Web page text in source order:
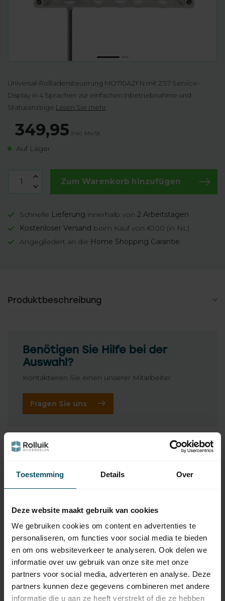
Toestemming Details Over
Deze website maakt gebruik van cookies
We gebruiken cookies om content en advertenties te
personaliseren, om functies voor social media te bieden
en om ons websiteverkeer te analyseren. Ook delen we
informatie over uw gebruik van onze site met onze
partners voor social media, adverteren en analyse. Deze
partners kunnen deze gegevens combineren met andere
informatie die u aan ze heeft verstrekt of die ze hebben
Universal-Rollladensteuerung MO710AZFN mit ZS7 Service-
Display in 4 Sprachen zur einfachen Inbetriebnahme und
Statusanzeige Lesen Sie mehr
349,95 Inkl. MwSt.
Auf Lager
Zum Warenkorb hinzufügen
Schnelle Lieferung innerhalb von 2 Arbeitstagen
Kostenloser Versand beim Kauf von €100 (in NL)
Angegliedert an die Home Shopping Garantie
Produktbeschreibung
Benötigen Sie Hilfe bei der
Auswahl?
Kontaktieren Sie einen unserer Mitarbeiter
Fragen Sie uns
Ergänzende Produkte
Tedsen Handsender SKX1- 42,95
Tedsen SKX2-MD
Handsender
Auf Lager
44,95
TEDSEN
Tedsen Empfängerplatine
EKXR710 inkl. Antenne, für
MO-Steuerungen
57,95